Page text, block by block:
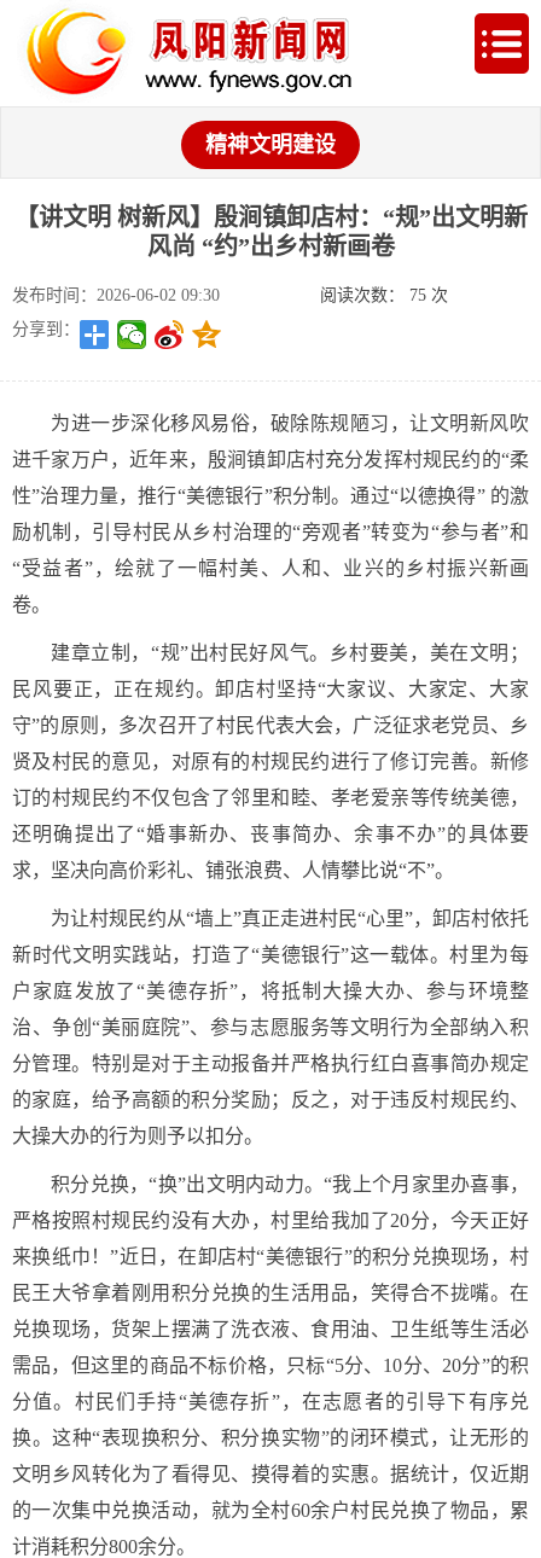
精神文明建设
【讲文明 树新风】殷涧镇卸店村：“规”出文明新
风尚 “约”出乡村新画卷
发布时间：2026-06-02 09:30 阅读次数： 75次
分享到：
为进一步深化移风易俗，破除陈规陋习，让文明新风吹
进千家万户，近年来，殷涧镇卸店村充分发挥村规民约的“柔
性”治理力量，推行“美德银行”积分制。通过“以德换得” 的激
励机制，引导村民从乡村治理的“旁观者”转变为“参与者”和
“受益者”，绘就了一幅村美、人和、业兴的乡村振兴新画
卷。
建章立制，“规”出村民好风气。乡村要美，美在文明；
民风要正，正在规约。卸店村坚持“大家议、大家定、大家
守”的原则，多次召开了村民代表大会，广泛征求老党员、乡
贤及村民的意见，对原有的村规民约进行了修订完善。新修
订的村规民约不仅包含了邻里和睦、孝老爱亲等传统美德，
还明确提出了“婚事新办、丧事简办、余事不办”的具体要
求，坚决向高价彩礼、铺张浪费、人情攀比说“不”。
为让村规民约从“墙上”真正走进村民“心里”，卸店村依托
新时代文明实践站，打造了“美德银行”这一载体。村里为每
户家庭发放了“美德存折”，将抵制大操大办、参与环境整
治、争创“美丽庭院”、参与志愿服务等文明行为全部纳入积
分管理。特别是对于主动报备并严格执行红白喜事简办规定
的家庭，给予高额的积分奖励；反之，对于违反村规民约、
大操大办的行为则予以扣分。
积分兑换，“换”出文明内动力。“我上个月家里办喜事，
严格按照村规民约没有大办，村里给我加了20分，今天正好
来换纸巾！”近日，在卸店村“美德银行”的积分兑换现场，村
民王大爷拿着刚用积分兑换的生活用品，笑得合不拢嘴。 在
兑换现场，货架上摆满了洗衣液、食用油、卫生纸等生活必
需品，但这里的商品不标价格，只标“5分、10分、20分”的积
分值。村民们手持“美德存折”，在志愿者的引导下有序兑
换。这种“表现换积分、积分换实物”的闭环模式，让无形的
文明乡风转化为了看得见、摸得着的实惠。据统计，仅近期
的一次集中兑换活动，就为全村60余户村民兑换了物品，累
计消耗积分800余分。